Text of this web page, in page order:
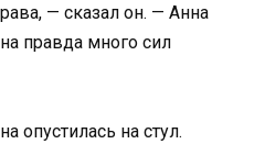
— сказал он. — Анна
правда много сил
опустилась на стул.